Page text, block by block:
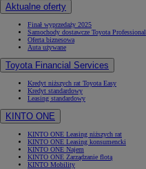
Aktualne oferty
Finał wyprzedaży 2025
Samochody dostawcze Toyota Professional
Oferta biznesowa
Auta używane
Toyota Financial Services
Kredyt niższych rat Toyota Easy
Kredyt standardowy
Leasing standardowy
KINTO ONE
KINTO ONE Leasing niższych rat
KINTO ONE Leasing konsumencki
KINTO ONE Najem
KINTO ONE Zarządzanie flotą
KINTO Mobility